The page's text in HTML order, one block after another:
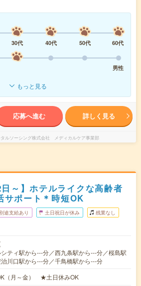
30代 40代 50代
60代
男性
もっと見る
応募へ進む 詳しく見る
タルソーシング株式会社 メディカルケア事業部
日～】ホテルライクな高齢者
サポート＊時短OK
途支給あり 土日祝日が休み 残業なし
ティ駅から---分／西九条駅から---分／桜島駅
川口駅から---分／千鳥橋駅から---分
（月～金） ★土日休みOK